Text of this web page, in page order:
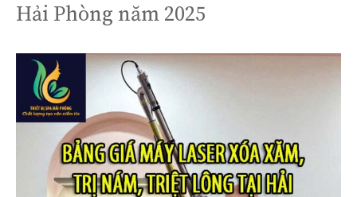
Hải Phòng năm 2025